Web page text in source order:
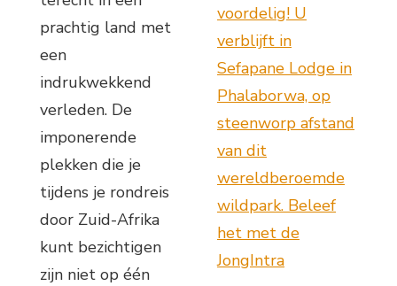
prachtig land met
een
indrukwekkend
verleden. De
imponerende
plekken die je
tijdens je rondreis
door Zuid-Afrika
kunt bezichtigen
zijn niet op één
voordelig! U
verblijft in
Sefapane Lodge in
Phalaborwa, op
steenworp afstand
van dit
wereldberoemde
wildpark. Beleef
het met de
JongIntra